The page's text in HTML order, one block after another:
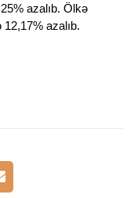
azalıb. Ölkə
12,17% azalıb.